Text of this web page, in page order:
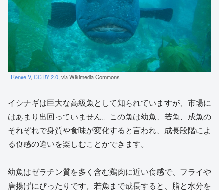
Renee V,CC BY 2.0, via Wikimedia Commons
イシナギは巨大な高級魚として知られていますが、市場に
はあまり出回っていません。この魚は幼魚、若魚、成魚の
それぞれで身質や食味が変化すると言われ、成長段階によ
る食感の違いを楽しむことができます。
幼魚はゼラチン質を多く含む鶏肉に近い食感で、フライや
唐揚げにぴったりです。若魚まで成長すると、脂と水分を